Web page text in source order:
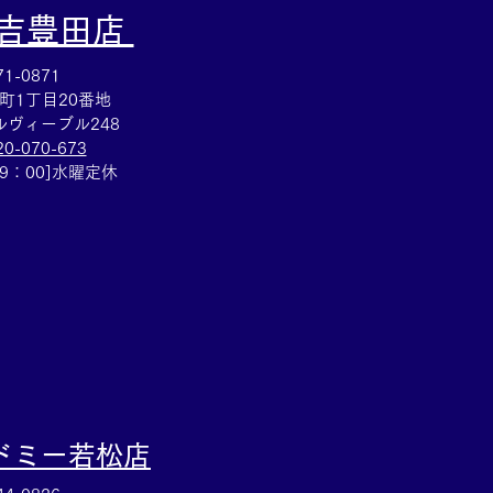
バングル買取☆ブレ
豊田店
0871
1丁目20番地
ヴィーブル248
070-673
：00]水曜定休
ミー若松店